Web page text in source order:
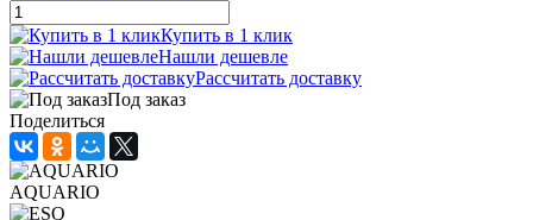
Купить в 1 клик
Нашли дешевле
Рассчитать доставку
Под заказ
Поделиться
AQUARIO